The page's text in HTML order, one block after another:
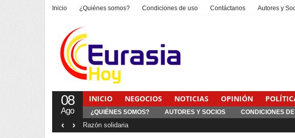
Inicio ¿Quiénes somos? Condiciones de uso Contáctanos Autores y
08
Ago
INICIO NEGOCIOS NOTICIAS OPINIÓN
¿QUIÉNES SOMOS? AUTORES Y SOCIOS CONDICIONES
‹ ›